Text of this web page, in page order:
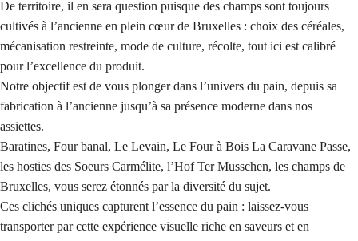
De territoire, il en sera question puisque des champs sont toujours
cultivés à l’ancienne en plein cœur de Bruxelles : choix des céréales,
mécanisation restreinte, mode de culture, récolte, tout ici est calibré
pour l’excellence du produit.
Notre objectif est de vous plonger dans l’univers du pain, depuis sa
fabrication à l’ancienne jusqu’à sa présence moderne dans nos
assiettes.
Baratines, Four banal, Le Levain, Le Four à Bois La Caravane Passe,
les hosties des Soeurs Carmélite, l’Hof Ter Musschen, les champs de
Bruxelles, vous serez étonnés par la diversité du sujet.
Ces clichés uniques capturent l’essence du pain : laissez-vous
transporter par cette expérience visuelle riche en saveurs et en